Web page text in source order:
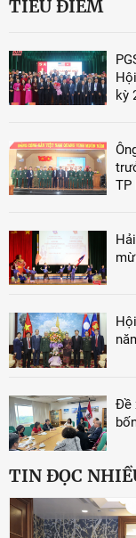
TIÊU ĐIỂM
kỳ
TP
Đề
TIN ĐỌC